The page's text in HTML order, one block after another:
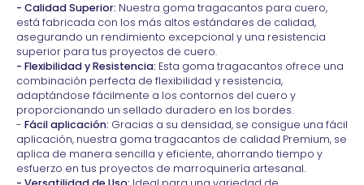
- Calidad Superior: Nuestra goma tragacantos para cuero,
está fabricada con los más altos estándares de calidad,
asegurando un rendimiento excepcional y una resistencia
superior para tus proyectos de cuero.
- Flexibilidad y Resistencia: Esta goma tragacantos ofrece una
combinación perfecta de flexibilidad y resistencia,
adaptándose fácilmente a los contornos del cuero y
proporcionando un sellado duradero en los bordes.
- Fácil aplicación: Gracias a su densidad, se consigue una fácil
aplicación, nuestra goma tragacantos de calidad Premium, se
aplica de manera sencilla y eficiente, ahorrando tiempo y
esfuerzo en tus proyectos de marroquinería artesanal.